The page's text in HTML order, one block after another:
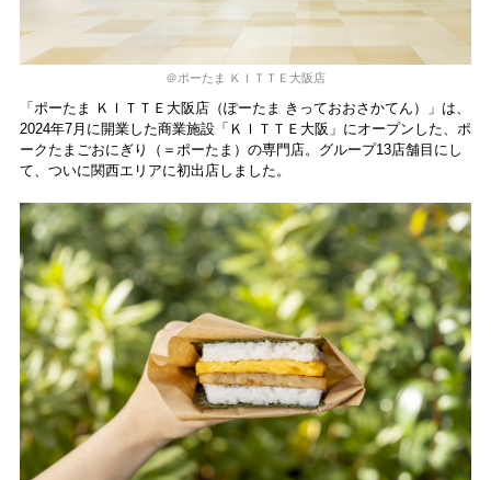
＠ポーたま ＫＩＴＴＥ大阪店
「ポーたま ＫＩＴＴＥ大阪店（ぽーたま きっておおさかてん）」は、
2024年7月に開業した商業施設「ＫＩＴＴＥ大阪」にオープンした、ポ
ークたまごおにぎり（＝ポーたま）の専門店。グループ13店舗目にし
て、ついに関西エリアに初出店しました。